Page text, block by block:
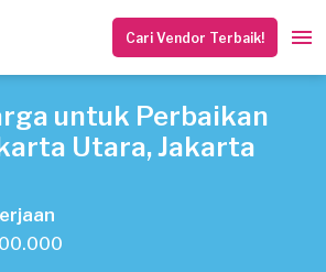
Cari Vendor Terbaik!
untuk Perbaikan
Utara, Jakarta